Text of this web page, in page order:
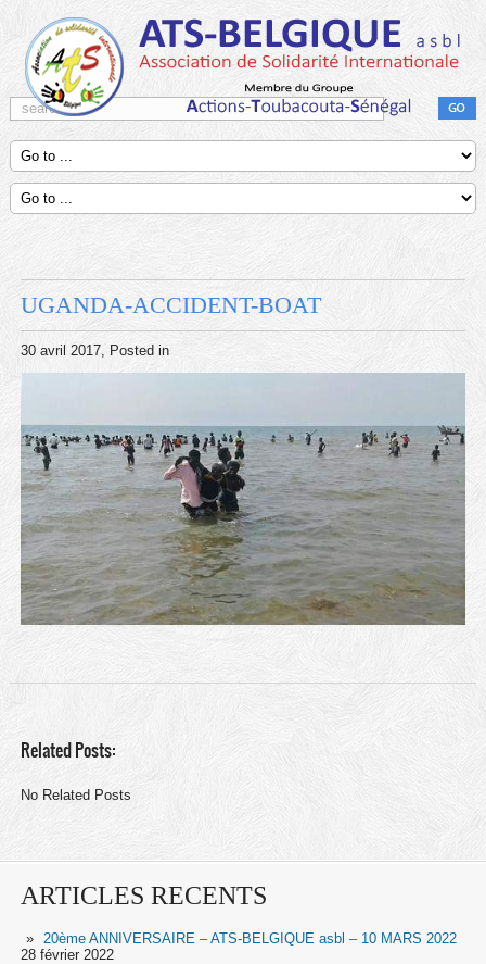
UGANDA-ACCIDENT-BOAT
30 avril 2017, Posted in
Related Posts:
No Related Posts
ARTICLES RECENTS
20ème ANNIVERSAIRE – ATS-BELGIQUE asbl – 10 MARS 2022
28 février 2022